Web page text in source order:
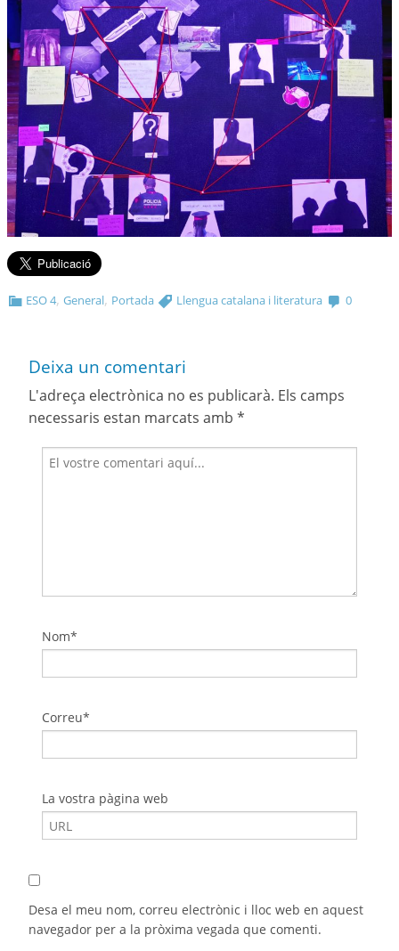
ESO 4,General, Portada Llengua catalana i literatura 0
Deixa un comentari
L'adreça electrònica no es publicarà. Els camps
necessaris estan marcats amb *
Nom*
Correu*
La vostra pàgina web
Desa el meu nom, correu electrònic i lloc web en aquest
navegador per a la pròxima vegada que comenti.